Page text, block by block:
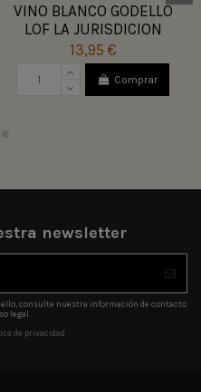
VINO BLANCO GODELLO
LOF LA JURISDICION
13,95 €
Comprar
newsletter
ello, consulte nuestra información de contacto
legal.
de privacidad